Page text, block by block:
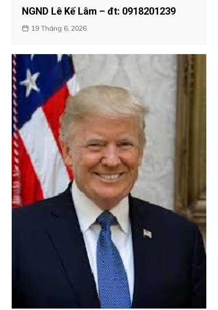
NGND Lê Kế Lâm – đt: 0918201239
19 Tháng 6, 2026